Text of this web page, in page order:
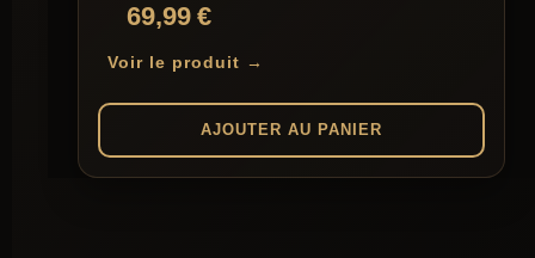
69,99€
Voir le produit →
AJOUTER AU PANIER